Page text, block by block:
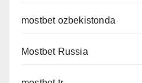
mostbet ozbekistonda
Mostbet Russia